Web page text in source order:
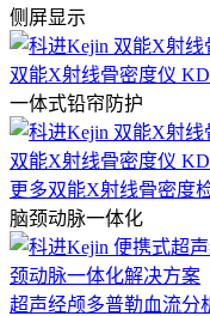
侧屏显示
双能X射线骨密度仪
一体式铅帘防护
双能X射线骨密度仪
更多双能X射线骨密度
脑颈动脉一体化
超声经颅多普勒血流分